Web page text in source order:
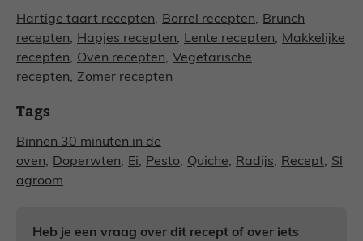
Hartige taart recepten, Borrel recepten, Brunch
recepten, Hapjes recepten, Lente recepten, Makkelijke
recepten, Oven recepten, Vegetarische
recepten, Zomer recepten
Tags
Binnen 30 minuten in de
oven, Doperwten, Ei, Pesto, Quiche, Radijs, Recept, Sl
agroom
Heb je een vraag over dit recept of over iets